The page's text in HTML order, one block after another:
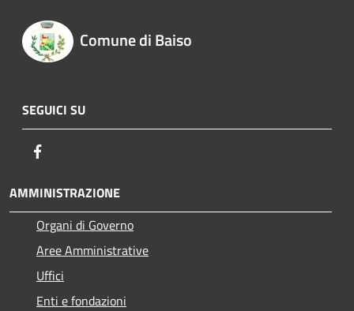
Comune di Baiso
SEGUICI SU
AMMINISTRAZIONE
Organi di Governo
Aree Amministrative
Uffici
Enti e fondazioni